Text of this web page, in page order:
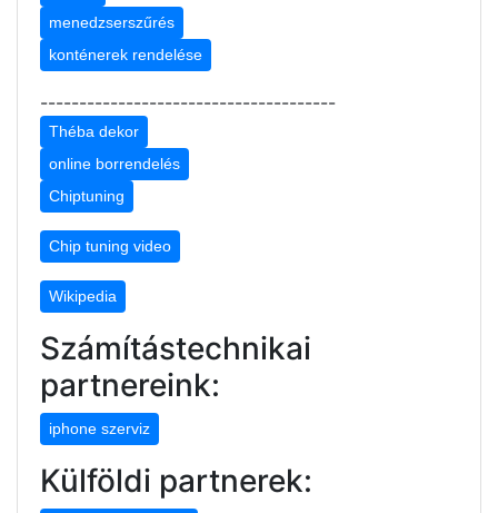
menedzserszűrés
konténerek rendelése
--------------------------------------
Théba dekor
online borrendelés
Chiptuning
Chip tuning video
Wikipedia
Számítástechnikai
partnereink:
iphone szerviz
Külföldi partnerek: